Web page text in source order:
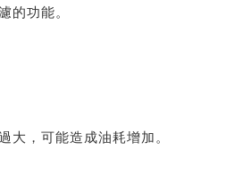
的功能。
大，可能造成油耗增加。